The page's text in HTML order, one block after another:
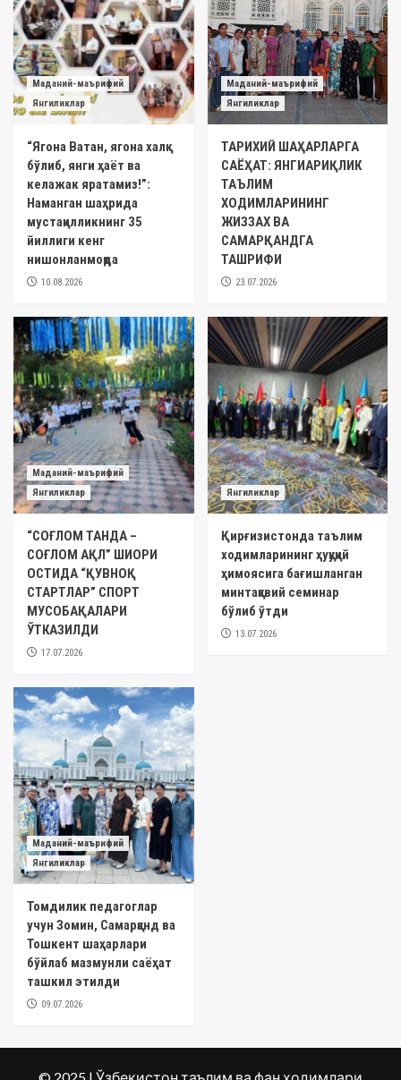
Маданий-маърифий
Янгиликлар
“Ягона Ватан, ягона халқ
бўлиб, янги ҳаёт ва
келажак яратамиз!”:
Наманган шаҳрида
мустақилликнинг 35
йиллиги кенг
нишонланмоқда
10.08.2026
Маданий-маърифий
Янгиликлар
ТАРИХИЙ ШАҲАРЛАРГА
САЁҲАТ: ЯНГИАРИҚЛИК
ТАЪЛИМ
ХОДИМЛАРИНИНГ
ЖИЗЗАХ ВА
САМАРҚАНДГА
ТАШРИФИ
23.07.2026
Маданий-маърифий
Янгиликлар
“СОҒЛОМ ТАНДА –
СОҒЛОМ АҚЛ” ШИОРИ
ОСТИДА “ҚУВНОҚ
СТАРТЛАР” СПОРТ
МУСОБАҚАЛАРИ
ЎТКАЗИЛДИ
17.07.2026
Янгиликлар
Қирғизистонда таълим
ходимларининг ҳуқуқий
ҳимоясига бағишланган
минтақавий семинар
бўлиб ўтди
13.07.2026
Маданий-маърифий
Янгиликлар
Томдилик педагоглар
учун Зомин, Самарқанд ва
Тошкент шаҳарлари
бўйлаб мазмунли саёҳат
ташкил этилди
09.07.2026
© 2025 | Ўзбекистон таълим ва фан ходимлари